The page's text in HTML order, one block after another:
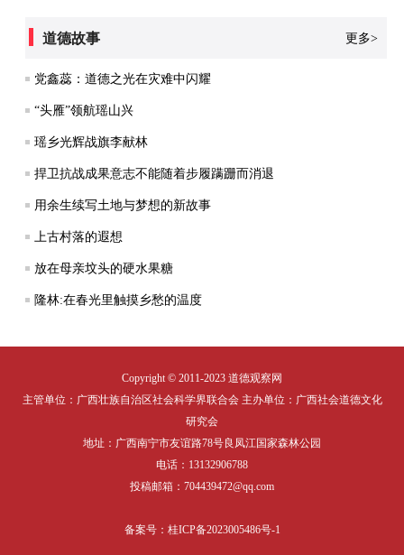
道德故事 更多>
党鑫蕊：道德之光在灾难中闪耀
“头雁”领航瑶山兴
瑶乡光辉战旗李献林
捍卫抗战成果意志不能随着步履蹒跚而消退
用余生续写土地与梦想的新故事
上古村落的遐想
放在母亲坟头的硬水果糖
隆林:在春光里触摸乡愁的温度
Copyright © 2011-2023 道德观察网
主管单位：广西壮族自治区社会科学界联合会 主办单位：广西社会道德文化
研究会
地址：广西南宁市友谊路78号良凤江国家森林公园
电话：13132906788
投稿邮箱：704439472@qq.com
备案号： 桂ICP备2023005486号-1